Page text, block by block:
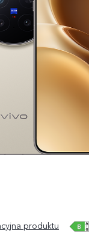
Pro
produktu